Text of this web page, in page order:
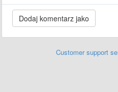
Customer support